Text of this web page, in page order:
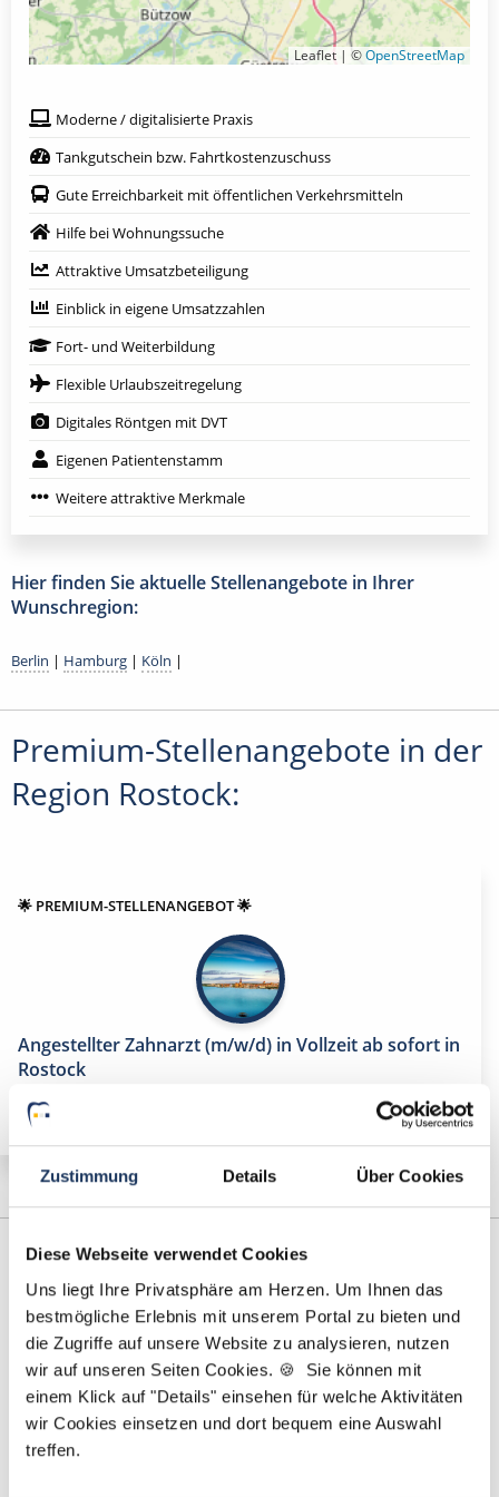
Zustimmung Details Über Cookies
Diese Webseite verwendet Cookies
Uns liegt Ihre Privatsphäre am Herzen. Um Ihnen das
bestmögliche Erlebnis mit unserem Portal zu bieten und
die Zugriffe auf unsere Website zu analysieren, nutzen
wir auf unseren Seiten Cookies. 🍪 Sie können mit
einem Klick auf "Details" einsehen für welche Aktivitäten
wir Cookies einsetzen und dort bequem eine Auswahl
treffen.
Leaflet | ©OpenStreetMap
Moderne / digitalisierte Praxis
Tankgutschein bzw. Fahrtkostenzuschuss
Gute Erreichbarkeit mit öffentlichen Verkehrsmitteln
Hilfe bei Wohnungssuche
Attraktive Umsatzbeteiligung
Einblick in eigene Umsatzzahlen
Fort- und Weiterbildung
Flexible Urlaubszeitregelung
Digitales Röntgen mit DVT
Eigenen Patientenstamm
Weitere attraktive Merkmale
Hier finden Sie aktuelle Stellenangebote in Ihrer
Wunschregion:
Berlin | Hamburg | Köln |
Premium-Stellenangebote in der
Region Rostock:
🌟 PREMIUM-STELLENANGEBOT 🌟
Angestellter Zahnarzt (m/w/d) in Vollzeit ab sofort in
Rostock
Elvan Eskitürk